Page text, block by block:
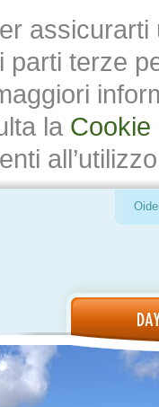
parti terze
la Cookie